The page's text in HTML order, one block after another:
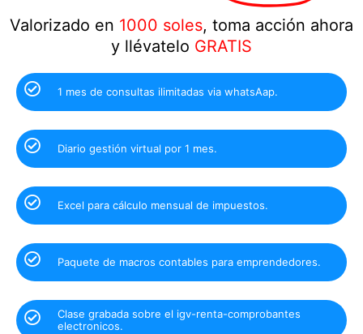
Valorizado en 1000 soles, toma acción ahora
y llévatelo GRATIS
1 mes de consultas ilimitadas via whatsAap.
Diario gestión virtual por 1 mes.
Excel para cálculo mensual de impuestos.
Paquete de macros contables para emprendedores.
Clase grabada sobre el igv-renta-comprobantes
electronicos.